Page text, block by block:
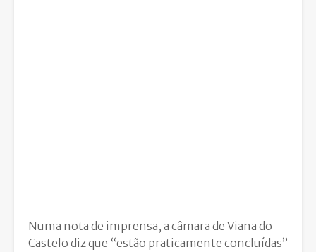
Numa nota de imprensa, a câmara de Viana do
Castelo diz que “estão praticamente concluídas”